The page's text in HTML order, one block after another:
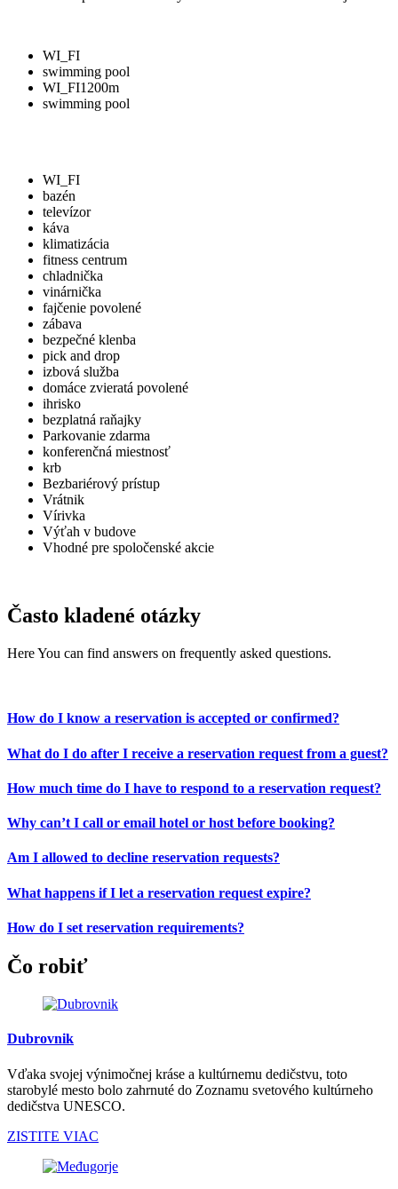
WI_FI
swimming pool
WI_FI1200m
swimming pool
WI_FI
bazén
televízor
káva
klimatizácia
fitness centrum
chladnička
vinárnička
fajčenie povolené
zábava
bezpečné klenba
pick and drop
izbová služba
domáce zvieratá povolené
ihrisko
bezplatná raňajky
Parkovanie zdarma
konferenčná miestnosť
krb
Bezbariérový prístup
Vrátnik
Vírivka
Výťah v budove
Vhodné pre spoločenské akcie
Často kladené otázky
Here You can find answers on frequently asked questions.
How do I know a reservation is accepted or confirmed?
What do I do after I receive a reservation request from a guest?
How much time do I have to respond to a reservation request?
Why can’t I call or email hotel or host before booking?
Am I allowed to decline reservation requests?
What happens if I let a reservation request expire?
How do I set reservation requirements?
Čo robiť
Dubrovnik
Vďaka svojej výnimočnej kráse a kultúrnemu dedičstvu, toto
starobylé mesto bolo zahrnuté do Zoznamu svetového kultúrneho
dedičstva UNESCO.
ZISTITE VIAC